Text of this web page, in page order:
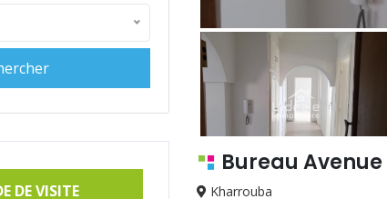
DE VISITE
Bureau Avenue
Kharrouba